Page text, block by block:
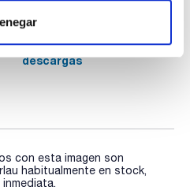
COA
Regístrate para
descargas
con esta imagen son
habitualmente en stock,